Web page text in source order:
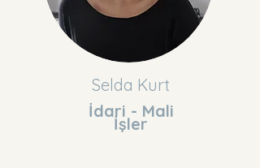
Selda Kurt
İdari - Mali
İşler